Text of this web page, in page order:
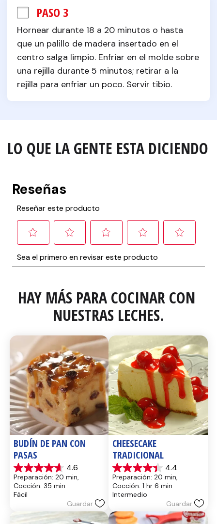
PASO 3
Hornear durante 18 a 20 minutos o hasta
que un palillo de madera insertado en el
centro salga limpio. Enfriar en el molde sobre
una rejilla durante 5 minutos; retirar a la
rejilla para enfriar un poco. Servir tibio.
LO QUE LA GENTE ESTA DICIENDO
HAY MÁS PARA COCINAR CON
NUESTRAS LECHES.
BUDÍN DE PAN CON
PASAS
4.6
4.6
de
5
estrellas.
reseñas
Preparación: 20 min,
Cocción: 35 min
Fácil
Guardar
CHEESECAKE
TRADICIONAL
4.4
4.4
de
5
estrellas.
reseñas
Preparación: 20 min,
Cocción: 1 hr 6 min
Intermedio
Guardar